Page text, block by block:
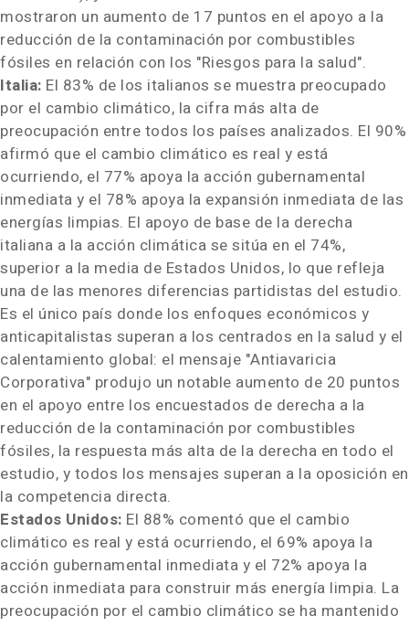
mostraron un aumento de 17 puntos en el apoyo a la
reducción de la contaminación por combustibles
fósiles en relación con los "Riesgos para la salud".
Italia: El 83% de los italianos se muestra preocupado
por el cambio climático, la cifra más alta de
preocupación entre todos los países analizados. El 90%
afirmó que el cambio climático es real y está
ocurriendo, el 77% apoya la acción gubernamental
inmediata y el 78% apoya la expansión inmediata de las
energías limpias. El apoyo de base de la derecha
italiana a la acción climática se sitúa en el 74%,
superior a la media de Estados Unidos, lo que refleja
una de las menores diferencias partidistas del estudio.
Es el único país donde los enfoques económicos y
anticapitalistas superan a los centrados en la salud y el
calentamiento global: el mensaje "Antiavaricia
Corporativa" produjo un notable aumento de 20 puntos
en el apoyo entre los encuestados de derecha a la
reducción de la contaminación por combustibles
fósiles, la respuesta más alta de la derecha en todo el
estudio, y todos los mensajes superan a la oposición en
la competencia directa.
Estados Unidos: El 88% comentó que el cambio
climático es real y está ocurriendo, el 69% apoya la
acción gubernamental inmediata y el 72% apoya la
acción inmediata para construir más energía limpia. La
preocupación por el cambio climático se ha mantenido